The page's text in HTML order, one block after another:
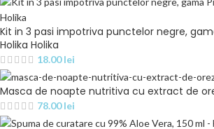
Kit in 3 pasi impotriva punctelor negre,
Holika Holika
18.00lei
Masca de noapte nutritiva cu extract de
78.00lei